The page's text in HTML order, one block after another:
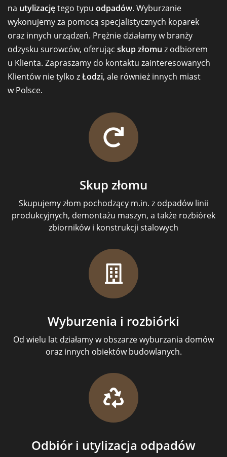
na utylizacjętego typu odpadów. Wyburzanie
wykonujemy za pomocą specjalistycznych koparek
oraz innych urządzeń. Prężnie działamy w branży
odzysku surowców, oferując skup złomu z odbiorem
u Klienta. Zapraszamy do kontaktu zainteresowanych
Klientów nie tylko zŁodzi, ale również innych miast
w Polsce.
Skup złomu
Skupujemy złom pochodzący m.in. z odpadów linii
produkcyjnych, demontażu maszyn, a także rozbiórek
zbiorników i konstrukcji stalowych
Wyburzenia i rozbiórki
Od wielu lat działamy w obszarze wyburzania domów
oraz innych obiektów budowlanych.
Odbiór i utylizacja odpadów